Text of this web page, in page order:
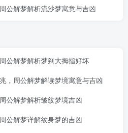
公解梦解析流沙梦寓意与吉凶
公解梦解析梦到大拇指好坏
，周公解梦解读梦境寓意与吉凶
公解梦解析皱纹梦境吉凶
公解梦详解纹身梦的吉凶